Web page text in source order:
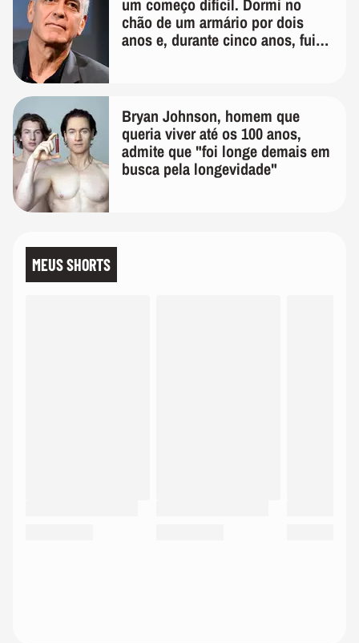
chão de um armário por dois
anos e, durante cinco anos, fui
Bryan Johnson, homem que
queria viver até os 100 anos,
admite que "foi longe demais em
busca pela longevidade"
MEUS SHORTS